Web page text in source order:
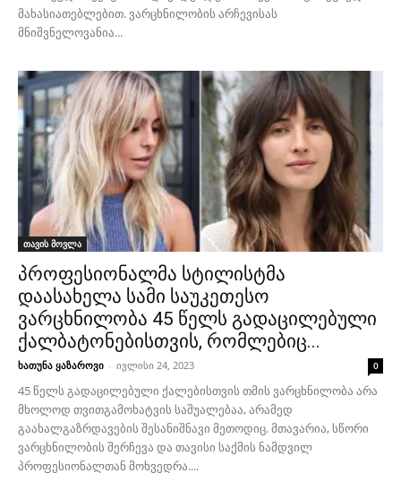
მახასიათებლებით. ვარცხნილობის არჩევისას
მნიშვნელოვანია...
თავის მოვლა
პროფესიონალმა სტილისტმა
დაასახელა სამი საუკეთესო
ვარცხნილობა 45 წელს გადაცილებული
ქალბატონებისთვის, რომლებიც...
ხათუნა ყაზაროვი - ივლისი 24, 2023 0
45 წელს გადაცილებული ქალებისთვის თმის ვარცხნილობა არა
მხოლოდ თვითგამოხატვის საშუალებაა, არამედ
გაახალგაზრდავების შესანიშნავი მეთოდიც. მთავარია, სწორი
ვარცხნილობის შერჩევა და თავისი საქმის ნამდვილ
პროფესიონალთან მოხვედრა....